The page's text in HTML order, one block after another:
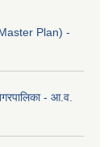
Plan) -
- आ.व.